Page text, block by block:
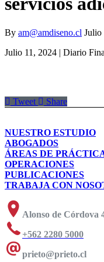
By am@amdiseno.cl Julio
Julio 11, 2024 | Diario
Tweet Share
NUESTRO ESTUDIO
ABOGADOS
ÁREAS DE
OPERACIONES
PUBLICACIONES
TRABAJA CON
Alonso de Córdova
+562 2280 5000
prieto@prieto.cl